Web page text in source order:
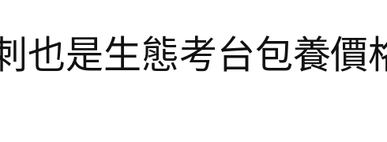
也是生態考台包養價